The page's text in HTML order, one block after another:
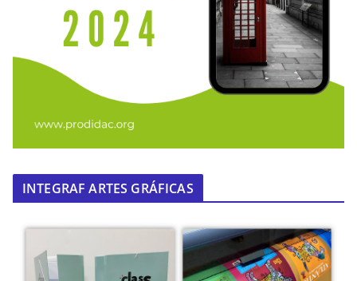
INTEGRAF ARTES GRÁFICAS